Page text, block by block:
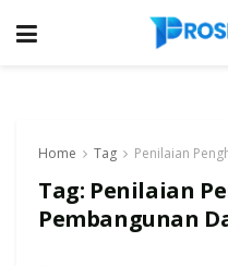
Home Tag Penilaian
Tag: Penilaian
Pembangunan